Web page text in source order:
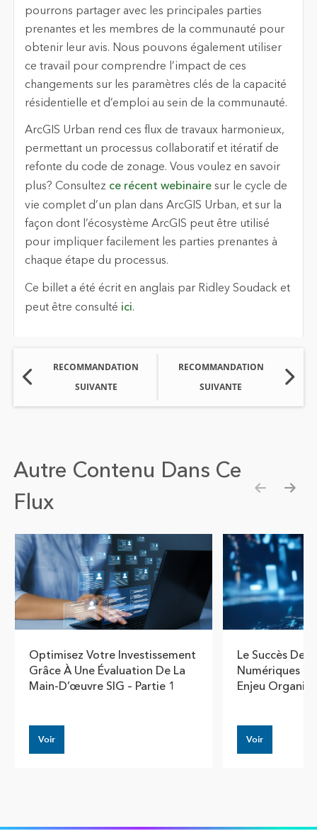
pourrons partager avec les principales parties
prenantes et les membres de la communauté pour
obtenir leur avis. Nous pouvons également utiliser
ce travail pour comprendre l’impact de ces
changements sur les paramètres clés de la capacité
résidentielle et d’emploi au sein de la communauté.
ArcGIS Urban rend ces flux de travaux harmonieux,
permettant un processus collaboratif et itératif de
refonte du code de zonage. Vous voulez en savoir
plus? Consultez ce récent webinairesur le cycle de
vie complet d’un plan dans ArcGIS Urban, et sur la
façon dont l’écosystème ArcGIS peut être utilisé
pour impliquer facilement les parties prenantes à
chaque étape du processus.
Ce billet a été écrit en anglais par Ridley Soudack et
peut être consulté ici.
RECOMMANDATION
SUIVANTE
RECOMMANDATION
SUIVANTE
Autre Contenu Dans Ce
Flux
Optimisez Votre Investissement
Grâce À Une Évaluation De La
Main-D’œuvre SIG – Partie 1
Voir
Le Succès Des
Numériques
Enjeu
Voir